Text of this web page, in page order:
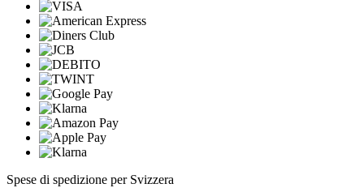
Spese di spedizione per Svizzera